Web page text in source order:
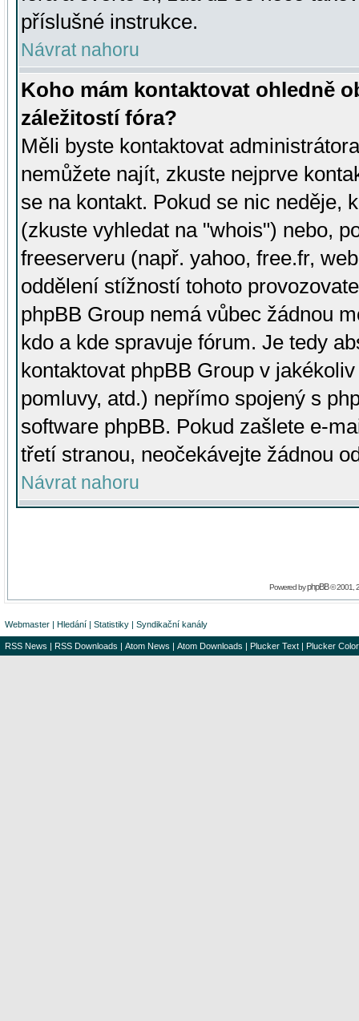
příslušné instrukce.
Návrat nahoru
Koho mám kontaktovat ohledně
záležitostí fóra?
Měli byste kontaktovat
nemůžete najít, zkuste nejprve
se na kontakt. Pokud se nic neděje,
(zkuste vyhledat na "whois") nebo,
freeserveru (např. yahoo, free.fr,
oddělení stížností tohoto
phpBB Group nemá vůbec žádnou
kdo a kde spravuje fórum. Je tedy
kontaktovat phpBB Group v
pomluvy, atd.) nepřímo spojený s
software phpBB. Pokud zašlete e-
třetí stranou, neočekávejte žádnou
Návrat nahoru
Powered byphpBB© 2001,
Webmaster | Hledání | Statistiky | Syndikační kanály
RSS News | RSS Downloads | Atom News | Atom Downloads | Plucker Text | Plucker Color